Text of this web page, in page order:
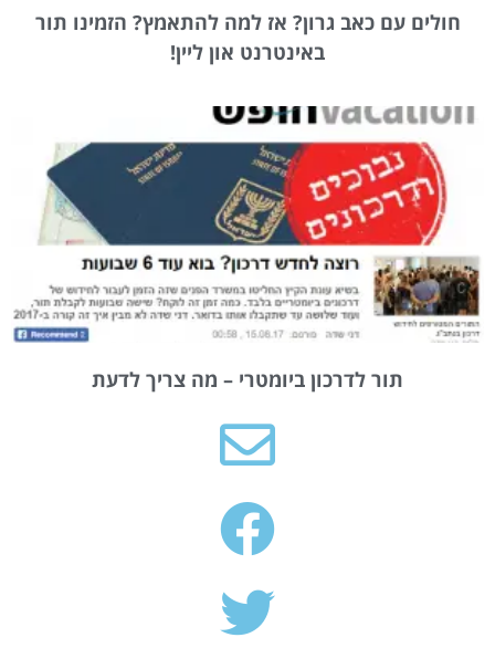
חולים עם כאב גרון? אז למה להתאמץ? הזמינו תור
באינטרנט און ליין!
תור לדרכון ביומטרי – מה צריך לדעת